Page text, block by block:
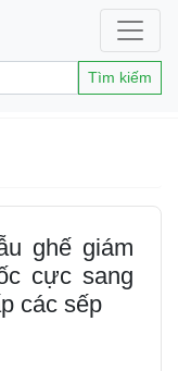
Tìm kiếm
ghế giám
cực sang
các sếp